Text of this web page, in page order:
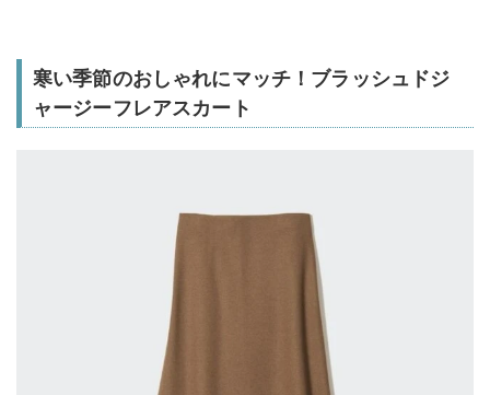
寒い季節のおしゃれにマッチ！ブラッシュドジ
ャージーフレアスカート